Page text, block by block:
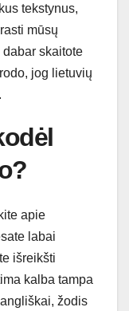
tekstynus,
mūsų
skaitote
jog lietuvių
apie
labai
išreikšti
kalba tampa
žodis